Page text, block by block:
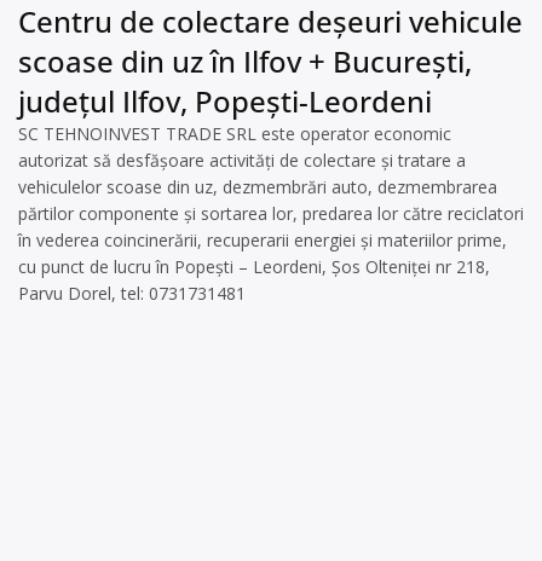
Centru de colectare deșeuri vehicule
scoase din uz în Ilfov + București,
județul Ilfov, Popești-Leordeni
SC TEHNOINVEST TRADE SRL este operator economic
autorizat să desfăşoare activităţi de colectare şi tratare a
vehiculelor scoase din uz, dezmembrări auto, dezmembrarea
părtilor componente și sortarea lor, predarea lor către reciclatori
în vederea coincinerării, recuperarii energiei și materiilor prime,
cu punct de lucru în Popești – Leordeni, Şos Olteniței nr 218,
Parvu Dorel, tel: 0731731481